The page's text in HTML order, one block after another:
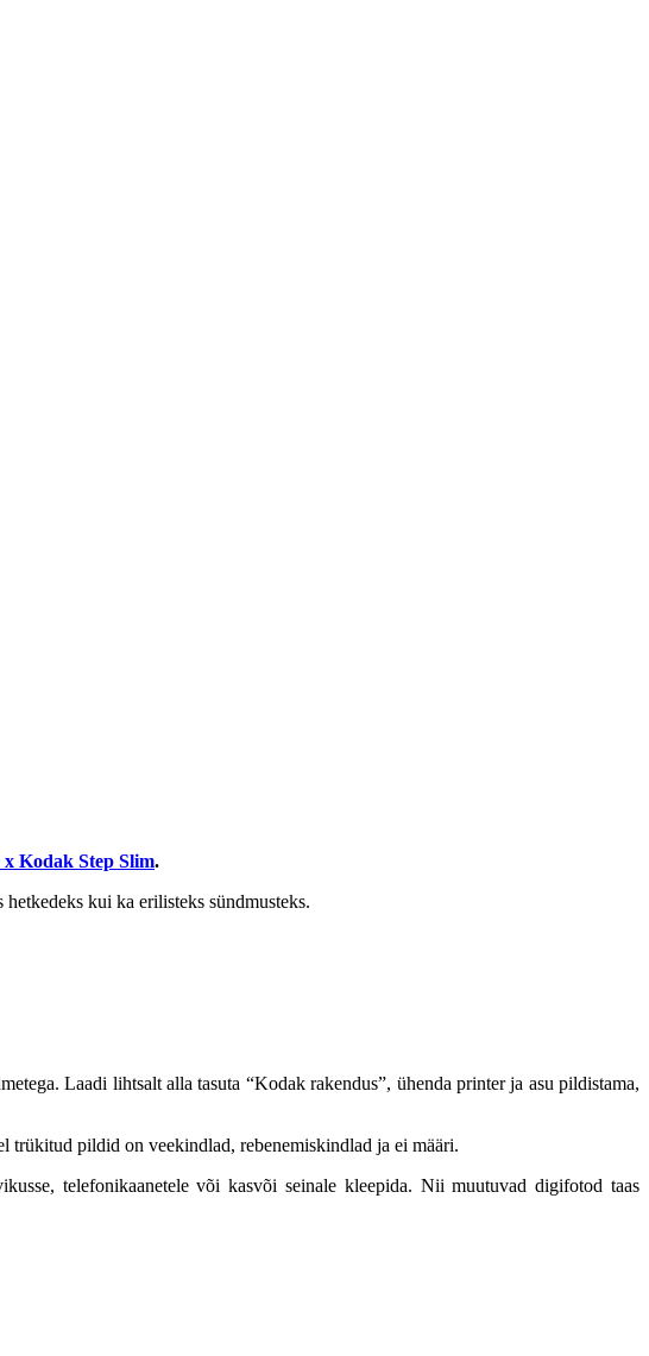
Kodak Step Slim.
kui ka erilisteks sündmusteks.
Laadi lihtsalt alla tasuta “Kodak rakendus”, ühenda printer ja asu pildistama,
trükitud pildid on veekindlad, rebenemiskindlad ja ei määri.
telefonikaanetele või kasvõi seinale kleepida. Nii muutuvad digifotod taas